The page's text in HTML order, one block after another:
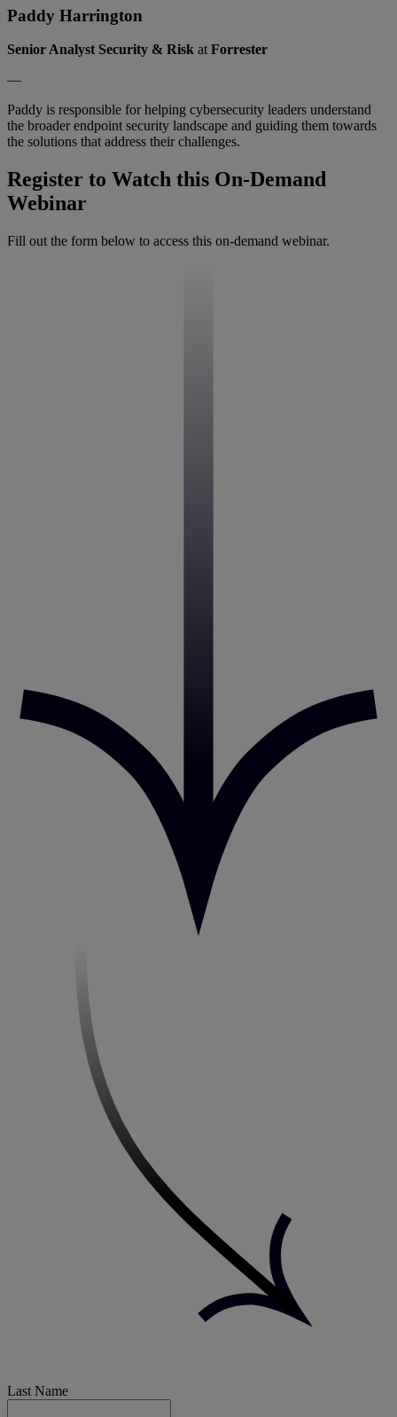
Paddy Harrington
Senior Analyst Security & Risk at Forrester
—
Paddy is responsible for helping cybersecurity leaders understand
the broader endpoint security landscape and guiding them towards
the solutions that address their challenges.
Register to Watch this On-Demand
Webinar
Fill out the form below to access this on-demand webinar.
Last Name